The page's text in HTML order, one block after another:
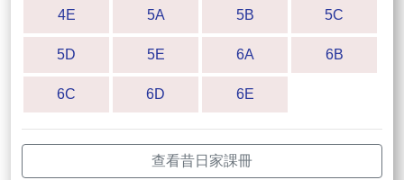
4E 5A 5B 5C
5D 5E 6A 6B
6C 6D 6E
查看昔日家課冊